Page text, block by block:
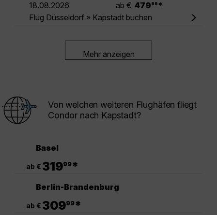
18.08.2026
ab € 479 99 *
Flug Düsseldorf » Kapstadt buchen
Mehr anzeigen
Von welchen weiteren Flughäfen fliegt
Condor nach Kapstadt?
Basel
ab € 31999*
Berlin-Brandenburg
ab € 30999*